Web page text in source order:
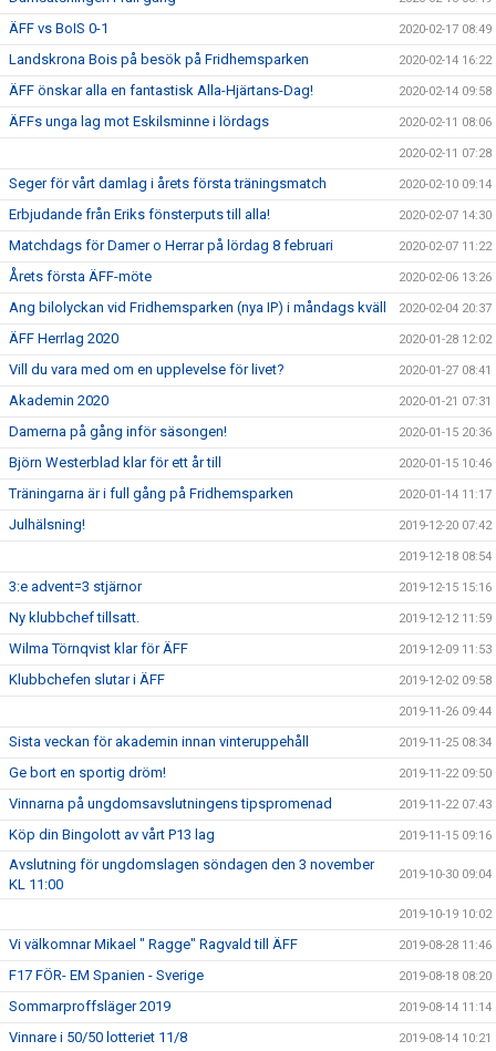
ÄFF vs BoIS 0-1 2020-02-17 08:49
Landskrona Bois på besök på Fridhemsparken 2020-02-14 16:22
ÄFF önskar alla en fantastisk Alla-Hjärtans-Dag! 2020-02-14 09:58
ÄFFs unga lag mot Eskilsminne i lördags 2020-02-11 08:06
2020-02-11 07:28
Seger för vårt damlag i årets första träningsmatch 2020-02-10 09:14
Erbjudande från Eriks fönsterputs till alla! 2020-02-07 14:30
Matchdags för Damer o Herrar på lördag 8 februari 2020-02-07 11:22
Årets första ÄFF-möte 2020-02-06 13:26
Ang bilolyckan vid Fridhemsparken (nya IP) i måndags kväll 2020-02-04 20:37
ÄFF Herrlag 2020 2020-01-28 12:02
Vill du vara med om en upplevelse för livet? 2020-01-27 08:41
Akademin 2020 2020-01-21 07:31
Damerna på gång inför säsongen! 2020-01-15 20:36
Björn Westerblad klar för ett år till 2020-01-15 10:46
Träningarna är i full gång på Fridhemsparken 2020-01-14 11:17
Julhälsning! 2019-12-20 07:42
2019-12-18 08:54
3:e advent=3 stjärnor 2019-12-15 15:16
Ny klubbchef tillsatt. 2019-12-12 11:59
Wilma Törnqvist klar för ÄFF 2019-12-09 11:53
Klubbchefen slutar i ÄFF 2019-12-02 09:58
2019-11-26 09:44
Sista veckan för akademin innan vinteruppehåll 2019-11-25 08:34
Ge bort en sportig dröm! 2019-11-22 09:50
Vinnarna på ungdomsavslutningens tipspromenad 2019-11-22 07:43
Köp din Bingolott av vårt P13 lag 2019-11-15 09:16
Avslutning för ungdomslagen söndagen den 3 november
KL 11:00
2019-10-30 09:04
2019-10-19 10:02
Vi välkomnar Mikael " Ragge" Ragvald till ÄFF 2019-08-28 11:46
F17 FÖR- EM Spanien - Sverige 2019-08-18 08:20
Sommarproffsläger 2019 2019-08-14 11:14
Vinnare i 50/50 lotteriet 11/8 2019-08-14 10:21